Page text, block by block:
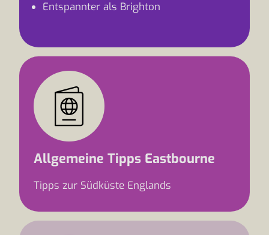
Entspannter als Brighton
Allgemeine Tipps Eastbourne
Tipps zur Südküste Englands